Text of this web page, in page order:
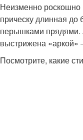
Неизменно роскошно
прическу длинная
перышками прядями.
выстрижена
Посмотрите, какие